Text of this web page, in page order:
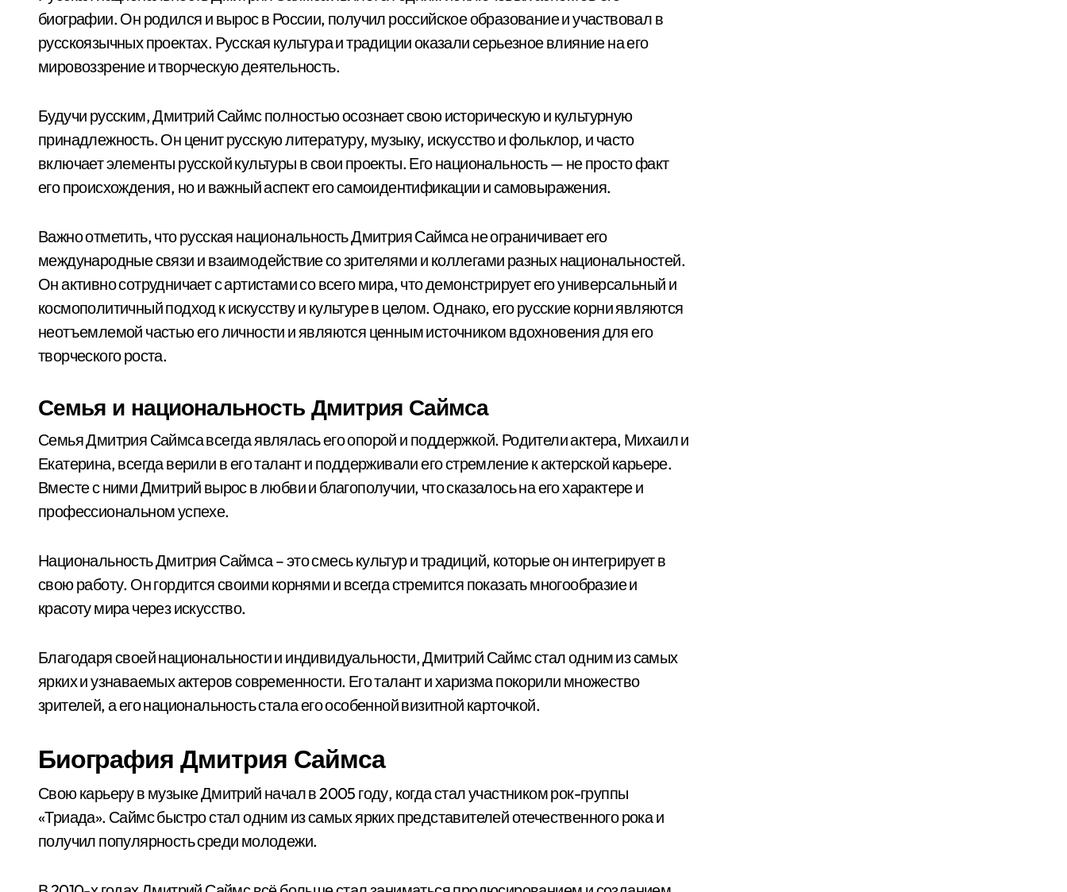
биографии. Он родился и вырос в России, получил российское образование и участвовал в
русскоязычных проектах. Русская культура и традиции оказали серьезное влияние на его
мировоззрение и творческую деятельность.
Будучи русским, Дмитрий Саймс полностью осознает свою историческую и культурную
принадлежность. Он ценит русскую литературу, музыку, искусство и фольклор, и часто
включает элементы русской культуры в свои проекты. Его национальность — не просто факт
его происхождения, но и важный аспект его самоидентификации и самовыражения.
Важно отметить, что русская национальность Дмитрия Саймса не ограничивает его
международные связи и взаимодействие со зрителями и коллегами разных национальностей.
Он активно сотрудничает с артистами со всего мира, что демонстрирует его универсальный и
космополитичный подход к искусству и культуре в целом. Однако, его русские корни являются
неотъемлемой частью его личности и являются ценным источником вдохновения для его
творческого роста.
Семья и национальность Дмитрия Саймса
Семья Дмитрия Саймса всегда являлась его опорой и поддержкой. Родители актера, Михаил и
Екатерина, всегда верили в его талант и поддерживали его стремление к актерской карьере.
Вместе с ними Дмитрий вырос в любви и благополучии, что сказалось на его характере и
профессиональном успехе.
Национальность Дмитрия Саймса – это смесь культур и традиций, которые он интегрирует в
свою работу. Он гордится своими корнями и всегда стремится показать многообразие и
красоту мира через искусство.
Благодаря своей национальности и индивидуальности, Дмитрий Саймс стал одним из самых
ярких и узнаваемых актеров современности. Его талант и харизма покорили множество
зрителей, а его национальность стала его особенной визитной карточкой.
Биография Дмитрия Саймса
Свою карьеру в музыке Дмитрий начал в 2005 году, когда стал участником рок-группы
«Триада». Саймс быстро стал одним из самых ярких представителей отечественного рока и
получил популярность среди молодежи.